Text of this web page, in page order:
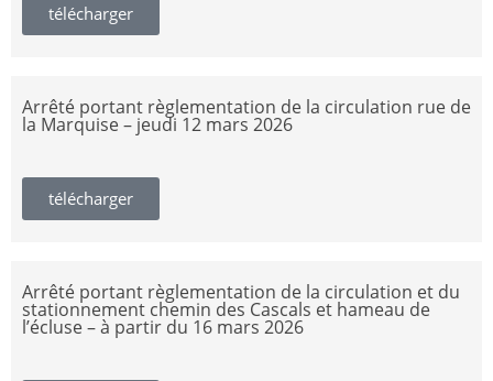
télécharger
Arrêté portant règlementation de la circulation rue de
la Marquise – jeudi 12 mars 2026
télécharger
Arrêté portant règlementation de la circulation et du
stationnement chemin des Cascals et hameau de
l’écluse – à partir du 16 mars 2026